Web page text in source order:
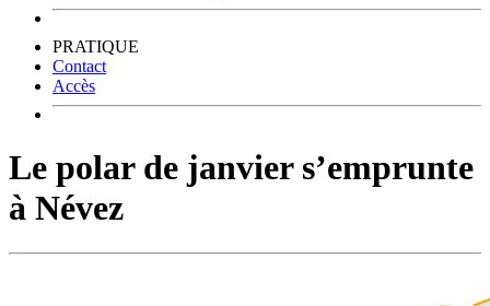
PRATIQUE
Contact
Accès
Le polar de janvier s’emprunte
à Névez